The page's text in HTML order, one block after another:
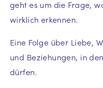
geht es um die Frage,
wirklich erkennen.
Eine Folge über Liebe,
und Beziehungen, in
dürfen.